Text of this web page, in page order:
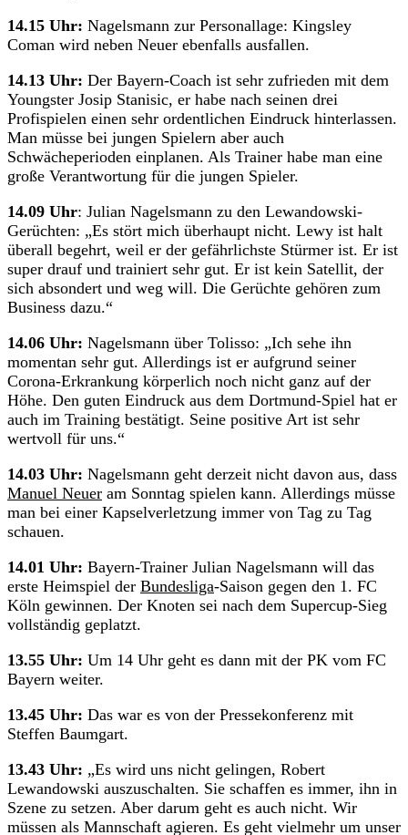
14.15 Uhr: Nagelsmann zur Personallage: Kingsley
Coman wird neben Neuer ebenfalls ausfallen.
14.13 Uhr: Der Bayern-Coach ist sehr zufrieden mit dem
Youngster Josip Stanisic, er habe nach seinen drei
Profispielen einen sehr ordentlichen Eindruck hinterlassen.
Man müsse bei jungen Spielern aber auch
Schwächeperioden einplanen. Als Trainer habe man eine
große Verantwortung für die jungen Spieler.
14.09 Uhr: Julian Nagelsmann zu den Lewandowski-
Gerüchten: „Es stört mich überhaupt nicht. Lewy ist halt
überall begehrt, weil er der gefährlichste Stürmer ist. Er ist
super drauf und trainiert sehr gut. Er ist kein Satellit, der
sich absondert und weg will. Die Gerüchte gehören zum
Business dazu.“
14.06 Uhr: Nagelsmann über Tolisso: „Ich sehe ihn
momentan sehr gut. Allerdings ist er aufgrund seiner
Corona-Erkrankung körperlich noch nicht ganz auf der
Höhe. Den guten Eindruck aus dem Dortmund-Spiel hat er
auch im Training bestätigt. Seine positive Art ist sehr
wertvoll für uns.“
14.03 Uhr: Nagelsmann geht derzeit nicht davon aus, dass
Manuel Neuer am Sonntag spielen kann. Allerdings müsse
man bei einer Kapselverletzung immer von Tag zu Tag
schauen.
14.01 Uhr: Bayern-Trainer Julian Nagelsmann will das
erste Heimspiel der Bundesliga-Saison gegen den 1. FC
Köln gewinnen. Der Knoten sei nach dem Supercup-Sieg
vollständig geplatzt.
13.55 Uhr: Um 14 Uhr geht es dann mit der PK vom FC
Bayern weiter.
13.45 Uhr: Das war es von der Pressekonferenz mit
Steffen Baumgart.
13.43 Uhr: „Es wird uns nicht gelingen, Robert
Lewandowski auszuschalten. Sie schaffen es immer, ihn in
Szene zu setzen. Aber darum geht es auch nicht. Wir
müssen als Mannschaft agieren. Es geht vielmehr um unser